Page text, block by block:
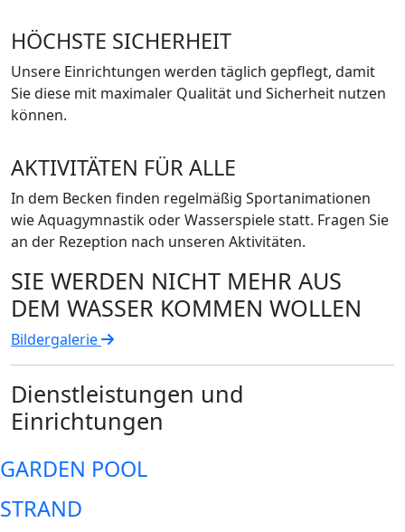
HÖCHSTE SICHERHEIT
Unsere Einrichtungen werden täglich gepflegt, damit
Sie diese mit maximaler Qualität und Sicherheit nutzen
können.
AKTIVITÄTEN FÜR ALLE
In dem Becken finden regelmäßig Sportanimationen
wie Aquagymnastik oder Wasserspiele statt. Fragen Sie
an der Rezeption nach unseren Aktivitäten.
SIE WERDEN NICHT MEHR AUS
DEM WASSER KOMMEN WOLLEN
Bildergalerie
Dienstleistungen und
Einrichtungen
GARDEN POOL
STRAND